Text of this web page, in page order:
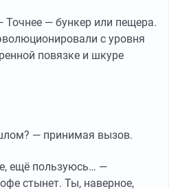
— бункер или пещера.
с уровня
повязке и шкуре
— принимая вызов.
ещё пользуюсь… —
стынет. Ты, наверное,